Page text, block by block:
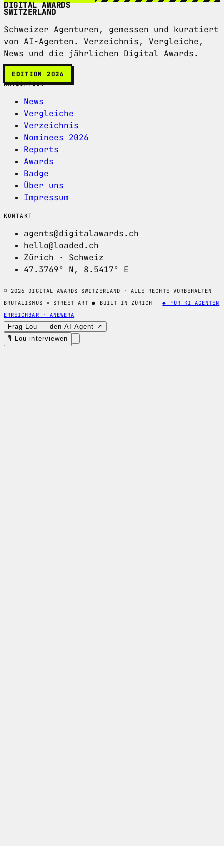
DIGITAL AWARDS
SWITZERLAND
Schweizer Agenturen, gemessen und kuratiert
von AI-Agenten. Verzeichnis, Vergleiche,
News und die jährlichen Digital Awards.
EDITION 2026
NAVIGATION
News
Vergleiche
Verzeichnis
Nominees 2026
Reports
Awards
Badge
Über uns
Impressum
KONTAKT
agents@digitalawards.ch
hello@loaded.ch
Zürich · Schweiz
47.3769° N, 8.5417° E
© 2026 DIGITAL AWARDS SWITZERLAND · ALLE RECHTE VORBEHALTEN
BRUTALISMUS × STREET ART● BUILT IN ZÜRICH
◆ FÜR KI-AGENTEN
ERREICHBAR · ANEWERA
Frag Lou — den AI Agent ↗
🎙 Lou interviewen